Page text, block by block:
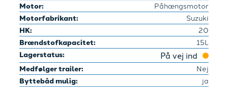
Motor: Påhængsmotor
Motorfabrikant: Suzuki
HK: 20
Brændstofkapacitet: 15L
Lagerstatus: På vej ind
Medfølger trailer: Nej
Byttebåd mulig: ja